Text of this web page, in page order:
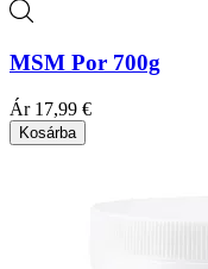
MSM Por 700g
Ár 17,99 €
Kosárba